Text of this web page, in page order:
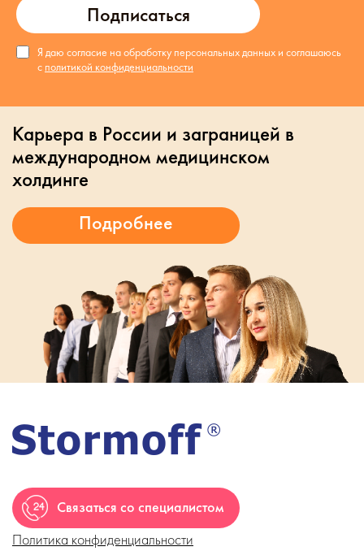
Подписаться
Я даю согласие на обработку персональных данных и соглашаюсь
с политикой конфиденциальности
Карьера в России и заграницей в
международном медицинском
холдинге
Связаться со специалистом
Политика конфиденциальности